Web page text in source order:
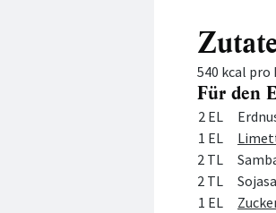
540 kcal
Für den
Menge Zutat
2 EL
1 EL
2 TL
2 TL
1 EL